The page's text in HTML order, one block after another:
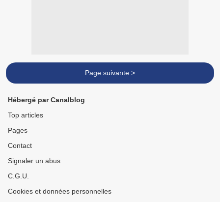
Page suivante >
Hébergé par Canalblog
Top articles
Pages
Contact
Signaler un abus
C.G.U.
Cookies et données personnelles